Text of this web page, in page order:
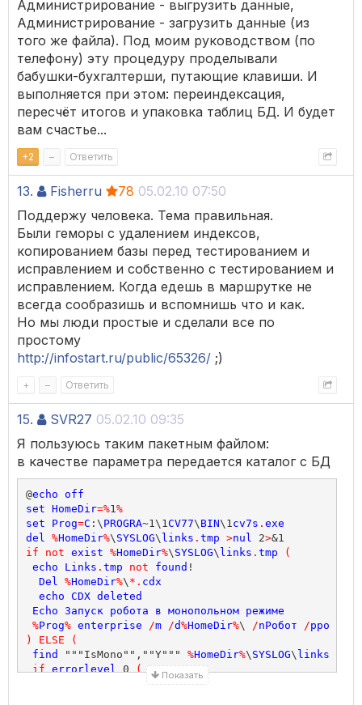
Администрирование - выгрузить данные,
Администрирование - загрузить данные (из
того же файла). Под моим руководством (по
телефону) эту процедуру проделывали
бабушки-бухгалтерши, путающие клавиши. И
выполняется при этом: переиндексация,
пересчёт итогов и упаковка таблиц БД. И будет
вам счастье...
+2 – Ответить
13. Fisherru 78 05.02.10 07:50
Поддержу человека. Тема правильная.
Были геморы с удалением индексов,
копированием базы перед тестированием и
исправлением и собственно с тестированием и
исправлением. Когда едешь в маршрутке не
всегда сообразишь и вспомнишь что и как.
Но мы люди простые и сделали все по
простому
http://infostart.ru/public/65326/ ;)
+ – Ответить
15. SVR27 05.02.10 09:35
Я пользуюсь таким пакетным файлом:
в качестве параметра передается каталог с БД
@echo
off
set HomeDir=%1 %
set
Prog=C :\ PROGRA~1\1 CV77\ BIN\1 cv7s . exe
del
%HomeDir%\ SYSLOG\ links . tmp >nul 2>
if
not exist %HomeDir%\ SYSLOG\ links . tmp
(
echo
Links . tmp not found !
Del
%HomeDir%\ *. cdx
echo CDX deleted
Echo Запуск робота в монопольном
режиме
%Prog% enterprise /m /d%HomeDir%\ /nРобот /pробот
)
ELSE
(
find """IsMono"",""Y""" %HomeDir%\ SYSLOG\ links
if errorlevel 0
(
(
Показать